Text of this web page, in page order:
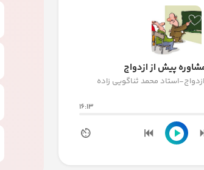
پیش از ازدواج
استاد محمد ثناگویی زاده
16:13